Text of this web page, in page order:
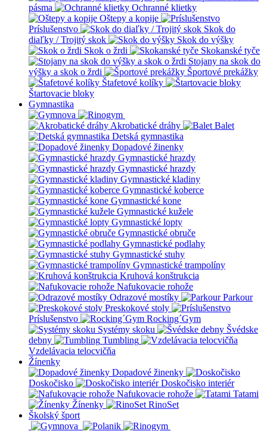
pásma
Ochranné klietky
Oštepy a kopije
Príslušenstvo
Skok do
diaľky / Trojitý skok
Skok do výšky
Skok o žrdi
Skokanské tyče
Stojany na skok do
výšky a skok o žrdi
Športové prekážky
Štafetové kolíky
Štartovacie bloky
Gymnastika
Akrobatické dráhy
Balet
Detská gymnastika
Dopadové žinenky
Gymnastické hrazdy
Gymnastické hrazdy
Gymnastické kladiny
Gymnastické koberce
Gymnastické kone
Gymnastické kužele
Gymnastické lopty
Gymnastické obruče
Gymnastické podlahy
Gymnastické stuhy
Gymnastické trampolíny
Kruhová konštrukcia
Nafukovacie rohože
Odrazové mostíky
Parkour
Preskokové stoly
Príslušenstvo
Rocking´Gym
Systémy skoku
Švédske
debny
Tumbling
Vzdelávacia telocvičňa
Žínenky
Dopadové žinenky
Doskočisko
Doskočisko interiér
Nafukovacie rohože
Tatami
Žínenky
RinoSet
Školský šport